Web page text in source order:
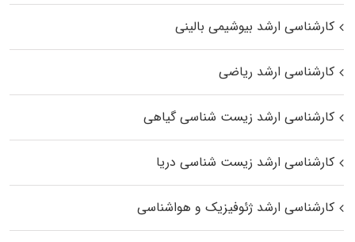
کارشناسی ارشد بیوشیمی بالینی
کارشناسی ارشد ریاضی
کارشناسی ارشد زیست‌ شناسی گیاهی
کارشناسی ارشد زیست‌ شناسی دریا
کارشناسی ارشد ژئوفیزیک و هواشناسی